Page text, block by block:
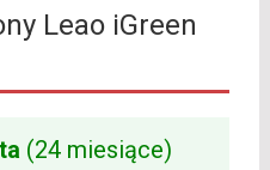
Leao iGreen
(24 miesiące)